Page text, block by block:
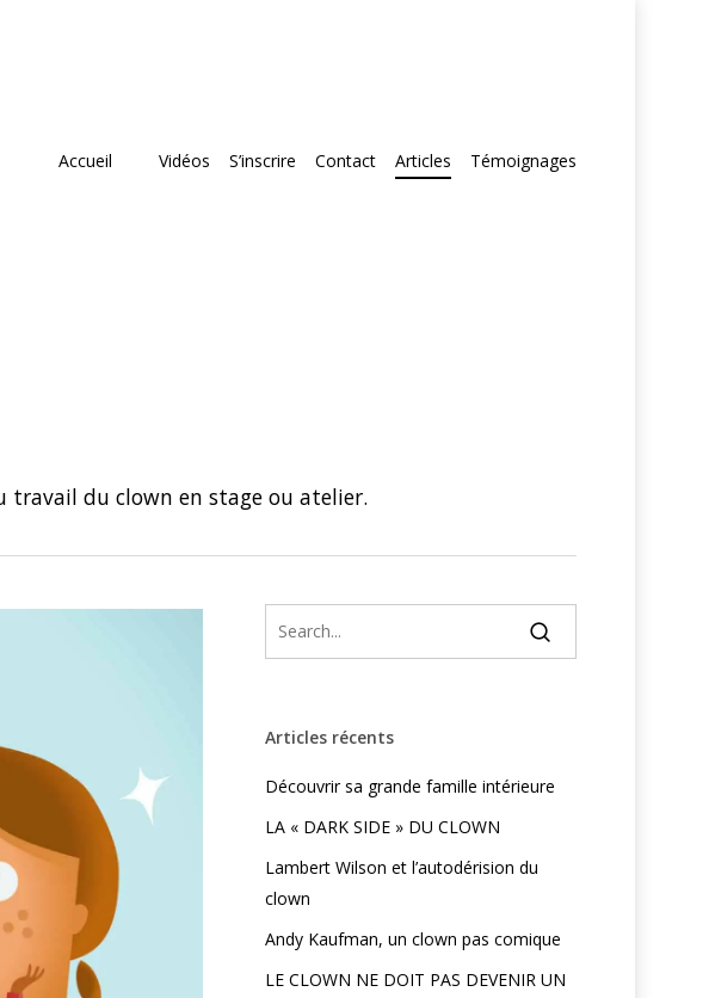
Accueil Vidéos S’inscrire Contact Articles Témoignages
du clown en stage ou atelier.
Articles récents
Découvrir sa grande famille intérieure
LA « DARK SIDE » DU CLOWN
Lambert Wilson et l’autodérision du
clown
Andy Kaufman, un clown pas comique
LE CLOWN NE DOIT PAS DEVENIR UN